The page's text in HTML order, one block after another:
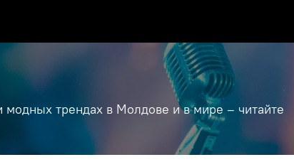
модных трендах в Молдове и в мире – читайте